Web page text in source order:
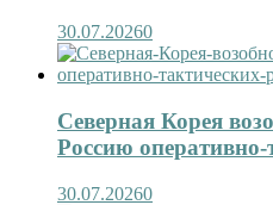
30.07.20260
Северная Корея
Россию оперативно-
30.07.20260